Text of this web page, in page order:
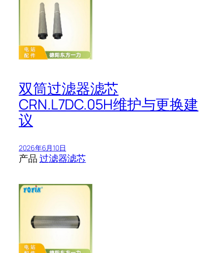
双筒过滤器滤芯
CRN.L7DC.05H维护与更换建
议
2026年6月10日
产品过滤器滤芯